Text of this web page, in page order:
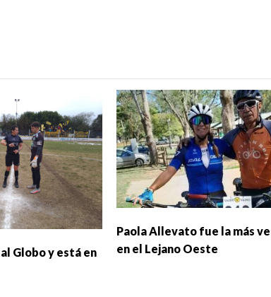
Globo y está en
Paola Allevato fue la más
en el Lejano Oeste